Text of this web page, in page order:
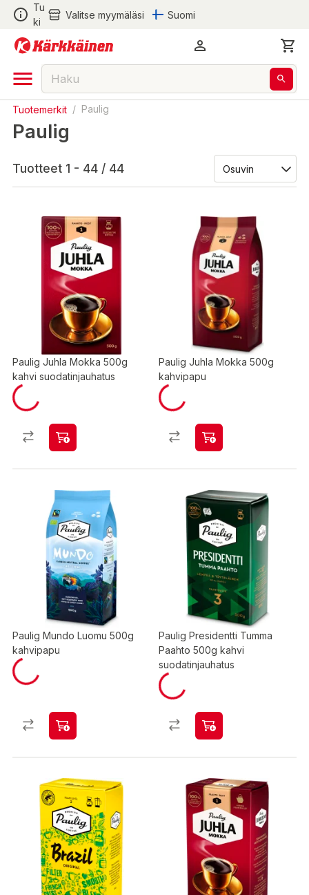
Tu
ki
Valitse myymäläsi Suomi
Tuotemerkit / Paulig
Paulig
Tuotteet 1 - 44 / 44
Paulig Juhla Mokka 500g
kahvi suodatinjauhatus
Paulig Juhla Mokka 500g
kahvipapu
Paulig Mundo Luomu 500g
kahvipapu
Paulig Presidentti Tumma
Paahto 500g kahvi
suodatinjauhatus